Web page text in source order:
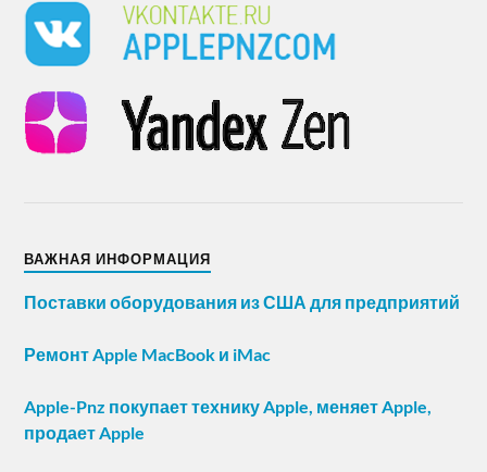
ВАЖНАЯ ИНФОРМАЦИЯ
Поставки оборудования из США для предприятий
Ремонт Apple MacBook и iMac
Apple-Pnz покупает технику Apple, меняет Apple,
продает Apple